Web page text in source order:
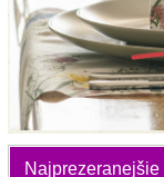
Najprezeranejšie